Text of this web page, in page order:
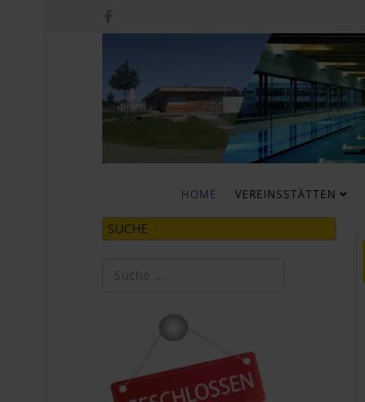
HOME VEREINSSTÄTTEN
SUCHE